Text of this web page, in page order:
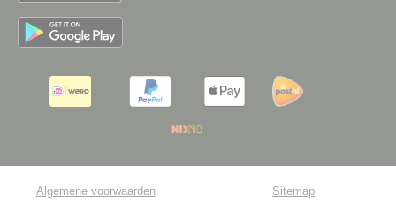
Algemene voorwaarden
Sitemap